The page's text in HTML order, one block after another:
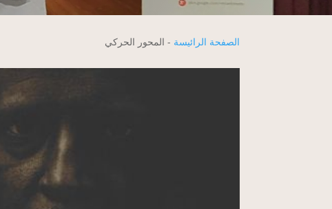
الصفحة الرائيسة - المحور الحركي